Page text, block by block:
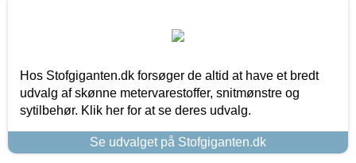
Hos Stofgiganten.dk forsøger de altid at have et bredt
udvalg af skønne metervarestoffer, snitmønstre og
sytilbehør. Klik her for at se deres udvalg.
Se udvalget på Stofgiganten.dk